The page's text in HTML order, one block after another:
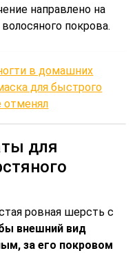
направлено на
покрова.
в домашних
для быстрого
отменял
для
ровная шерсть с
внешний вид
за его покровом